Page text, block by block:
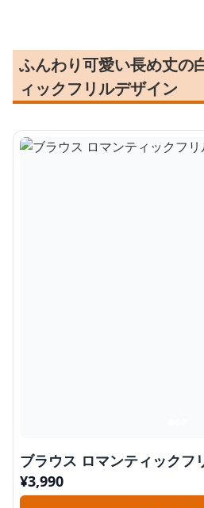
ふんわり可愛い長め丈の
ィックフリルデザイン
ブラウス ロマンティックフ
¥3,990